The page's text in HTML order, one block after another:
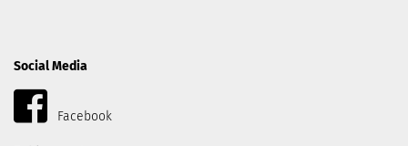
Social Media
Facebook